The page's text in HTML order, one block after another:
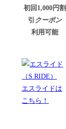
初回1,000円割
引 クーポン
利用可能
エスライドは
こちら！